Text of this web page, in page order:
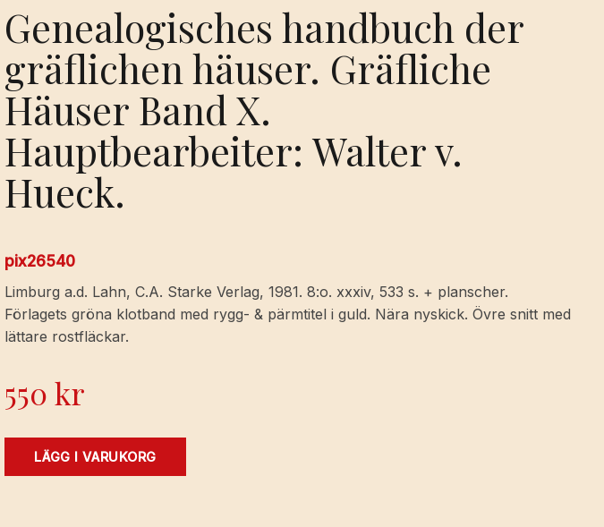
Genealogisches handbuch der
gräflichen häuser. Gräfliche
Häuser Band X.
Hauptbearbeiter: Walter v.
Hueck.
pix26540
Limburg a.d. Lahn, C.A. Starke Verlag, 1981. 8:o. xxxiv, 533 s. + planscher.
Förlagets gröna klotband med rygg- & pärmtitel i guld. Nära nyskick. Övre snitt med
lättare rostfläckar.
550kr
Genealogisches
LÄGG I VARUKORG